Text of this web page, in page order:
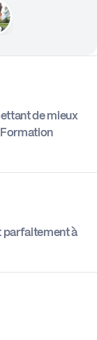
de mieux
parfaitement à